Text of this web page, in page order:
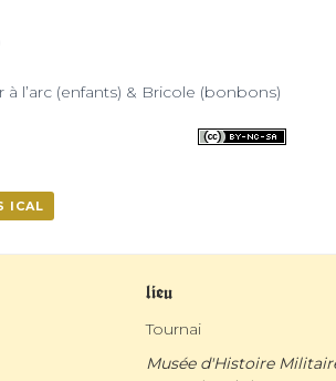
à l’arc (enfants) & Bricole (bonbons)
ICAL
lieu
Tournai
Musée d'Histoire